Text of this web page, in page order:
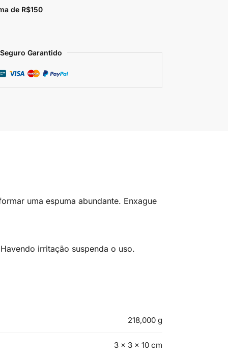
de R$150
Garantido
uma espuma abundante. Enxague
irritação suspenda o uso.
218,000 g
3 × 3 × 10 cm